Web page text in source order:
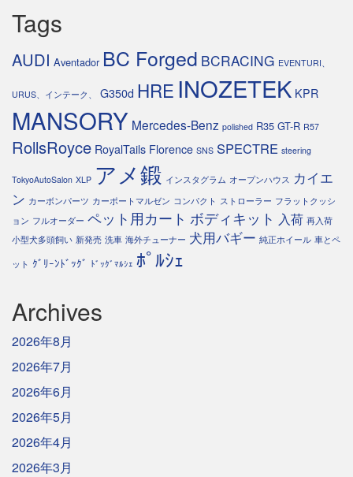
Tags
AUDI Aventador BC Forged BCRACING EVENTURI、
URUS、インテーク、 G350d HRE INOZETEK KPR
MANSORY Mercedes-Benz polished R35 GT-R R57
RollsRoyce RoyalTails Florence SNS SPECTRE steering
TokyoAutoSalon XLP アメ鍛 インスタグラム オープンハウス カイエ
ン カーボンパーツ カーポートマルゼン コンパクト ストローラー フラットクッシ
ョン フルオーダー ペット用カート ボディキット 入荷 再入荷
小型犬多頭飼い 新発売 洗車 海外チューナー 犬用バギー 純正ホイール 車とペ
ット ｸﾞﾘｰﾝﾄﾞｯｸﾞ ﾄﾞｯｸﾞﾏﾙｼｪ ﾎﾟﾙｼｪ
Archives
2026年8月
2026年7月
2026年6月
2026年5月
2026年4月
2026年3月